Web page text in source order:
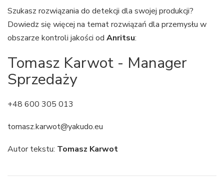
Szukasz rozwiązania do detekcji dla swojej produkcji?
Dowiedz się więcej na temat rozwiązań dla przemysłu w
obszarze kontroli jakości od Anritsu:
Tomasz Karwot - Manager
Sprzedaży
+48 600 305 013
tomasz.karwot@yakudo.eu
Autor tekstu: Tomasz Karwot